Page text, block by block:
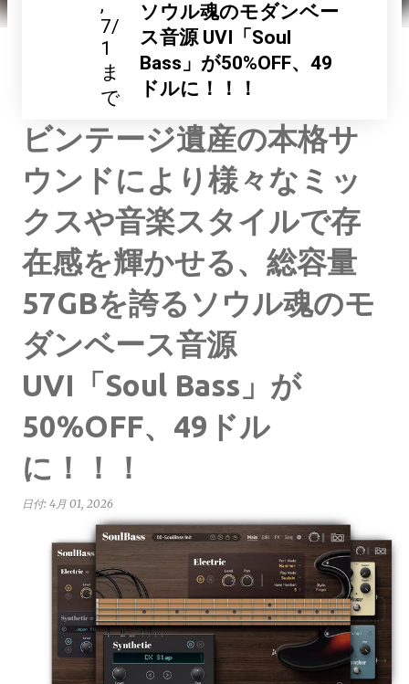
7/
1
ま
で
ソウル魂のモダンベー
ス音源 UVI「Soul
Bass」が50%OFF、49
ドルに！！！
ビンテージ遺産の本格サ
ウンドにより様々なミッ
クスや音楽スタイルで存
在感を輝かせる、総容量
57GBを誇るソウル魂のモ
ダンベース音源
UVI「Soul Bass」が
50%OFF、49ドル
に！！！
日付: 4月 01, 2026